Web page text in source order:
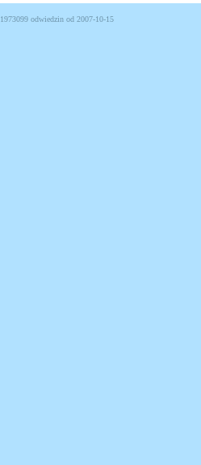
1973099 odwiedzin od 2007-10-15 Powered